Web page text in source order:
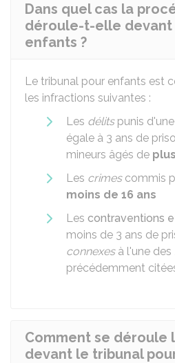
Dans quel cas la
déroule-t-elle devant
enfants ?
Le tribunal pour enfants est
les infractions suivantes :
Les délitspunis
égale à 3 ans de
mineurs âgés de
Les crimescommis
moins de 16 ans
Les contraventions
moins de 3 ans de
connexesà l'une des
précédemment
Comment se déroule
devant le tribunal